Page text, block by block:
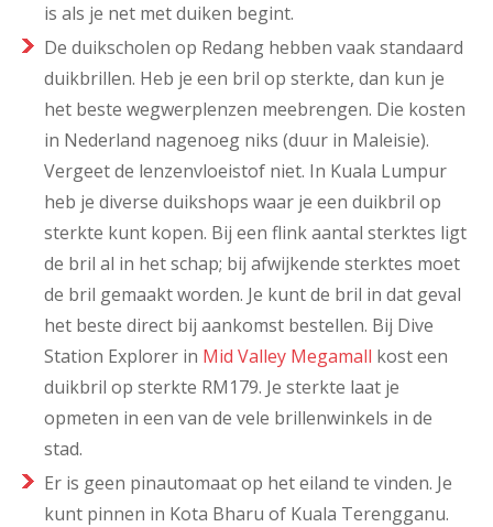
is als je net met duiken begint.
De duikscholen op Redang hebben vaak standaard
duikbrillen. Heb je een bril op sterkte, dan kun je
het beste wegwerplenzen meebrengen. Die kosten
in Nederland nagenoeg niks (duur in Maleisie).
Vergeet de lenzenvloeistof niet. In Kuala Lumpur
heb je diverse duikshops waar je een duikbril op
sterkte kunt kopen. Bij een flink aantal sterktes ligt
de bril al in het schap; bij afwijkende sterktes moet
de bril gemaakt worden. Je kunt de bril in dat geval
het beste direct bij aankomst bestellen. Bij Dive
Station Explorer in Mid Valley Megamall kost een
duikbril op sterkte RM179. Je sterkte laat je
opmeten in een van de vele brillenwinkels in de
stad.
Er is geen pinautomaat op het eiland te vinden. Je
kunt pinnen in Kota Bharu of Kuala Terengganu.